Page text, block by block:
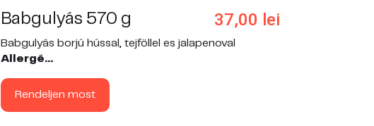
Babgulyás 570 g 37,00 lei
Babgulyás borjú hússal, tejföllel es jalapenoval
Allergé...
Rendeljen most